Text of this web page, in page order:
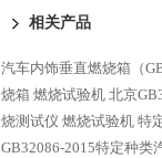
相关产品
汽车内饰垂直燃烧箱（
烧箱 燃烧试验机 北京
烧测试仪 燃烧试验机 特
GB32086-2015特定种类